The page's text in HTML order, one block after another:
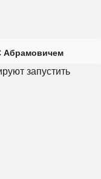
Абрамовичем